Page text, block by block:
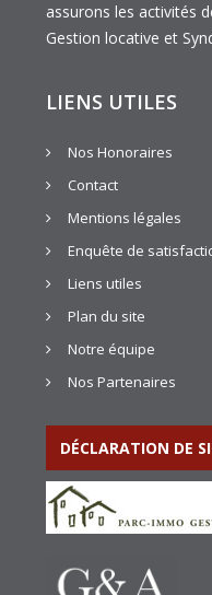
assurons les activités
Gestion locative et
LIENS UTILES
Nos Honoraires
Contact
Mentions légales
Enquête de
Liens utiles
Plan du site
Notre équipe
Nos Partenaires
DÉCLARATION DE